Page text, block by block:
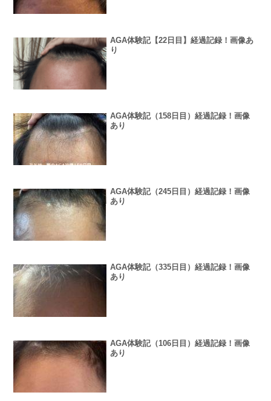
AGA体験記【22日目】経過記録！画像あ
り
AGA体験記（158日目）経過記録！画像
あり
AGA体験記（245日目）経過記録！画像
あり
AGA体験記（335日目）経過記録！画像
あり
AGA体験記（106日目）経過記録！画像
あり